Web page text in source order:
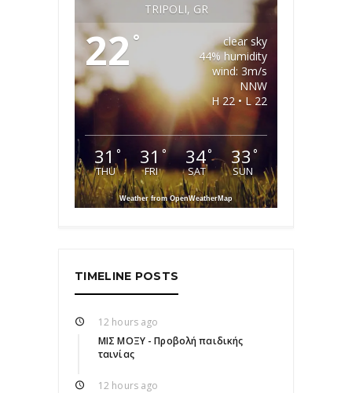
TRIPOLI, GR
22 °
clear sky
44% humidity
wind: 3m/s
NNW
H 22 • L 22
31 °
THU
31°
FRI
34°
SAT
33 °
SUN
Weather from OpenWeatherMap
TIMELINE POSTS
12 hours ago
ΜΙΣ ΜΟΞΥ - Προβολή παιδικής
ταινίας
12 hours ago